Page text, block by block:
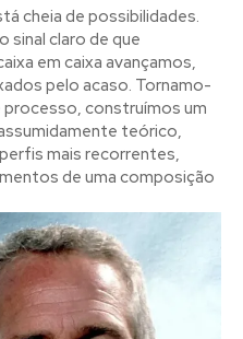
cheia de possibilidades.
sinal claro de que
em caixa avançamos,
pelo acaso. Tornamo-
construímos um
teórico,
mais recorrentes,
de uma composição